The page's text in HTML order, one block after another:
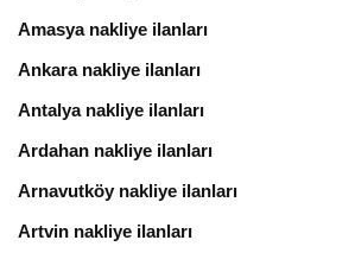
Amasya nakliye ilanları
Ankara nakliye ilanları
Antalya nakliye ilanları
Ardahan nakliye ilanları
Arnavutköy nakliye ilanları
Artvin nakliye ilanları